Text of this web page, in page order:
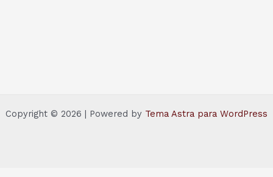
Copyright © 2026 | Powered by Tema Astra para WordPress